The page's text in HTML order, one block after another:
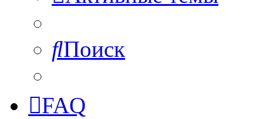
Поиск
FAQ